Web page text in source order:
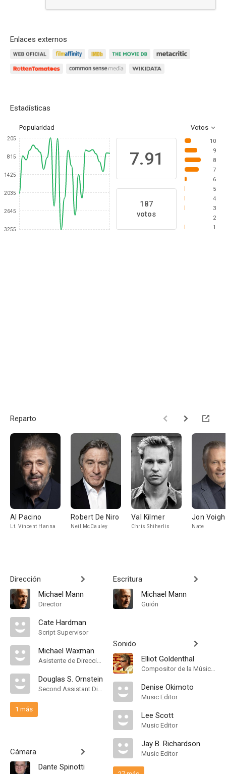
Enlaces externos
Estadísticas
Popularidad Votos
205
815
1425
2035
2645
3255
7.91
187
votos
10
9
8
7
6
5
4
3
2
1
Reparto
Al Pacino
Lt. Vincent Hanna
Robert De Niro
Neil McCauley
Val Kilmer
Chris Shiherlis
Jon
Nate
Dirección
Michael Mann
Director
Cate Hardman
Script Supervisor
Michael Waxman
Asistente de Dirección
Douglas S. Ornstein
Second Assistant Director
1 más
Cámara
Dante Spinotti
Escritura
Michael Mann
Guión
Sonido
Elliot Goldenthal
Compositor de la Música Original, Orquestador
Denise Okimoto
Music Editor
Lee Scott
Music Editor
Jay B. Richardson
Music Editor